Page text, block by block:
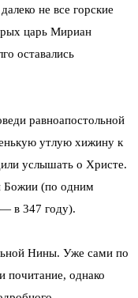
не все горские
царь Мириан
оставались
равноапостольной
утлую хижину к
услышать о Христе.
Божии (по одним
в 347 году).
Нины. Уже сами по
почитание, однако